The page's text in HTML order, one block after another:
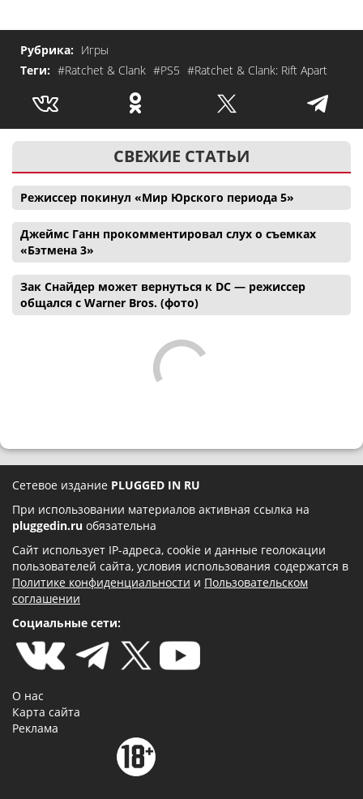
Рубрика: Игры
Теги: #Ratchet & Clank #PS5 #Ratchet & Clank: Rift Apart
СВЕЖИЕ СТАТЬИ
Режиссер покинул «Мир Юрского периода 5»
Джеймс Ганн прокомментировал слух о съемках
«Бэтмена 3»
Зак Снайдер может вернуться к DC — режиссер
общался с Warner Bros. (фото)
Сетевое издание PLUGGED IN RU
При использовании материалов активная ссылка на
pluggedin.ru обязательна
Сайт использует IP-адреса, cookie и данные геолокации
пользователей сайта, условия использования содержатся в
Политике конфиденциальности и Пользовательском
соглашении
Социальные сети:
О нас
Карта сайта
Реклама